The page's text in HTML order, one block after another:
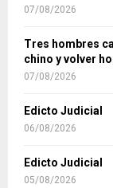
07/08/2026
Tres hombres
chino y volver
07/08/2026
Edicto Judicial
06/08/2026
Edicto Judicial
05/08/2026